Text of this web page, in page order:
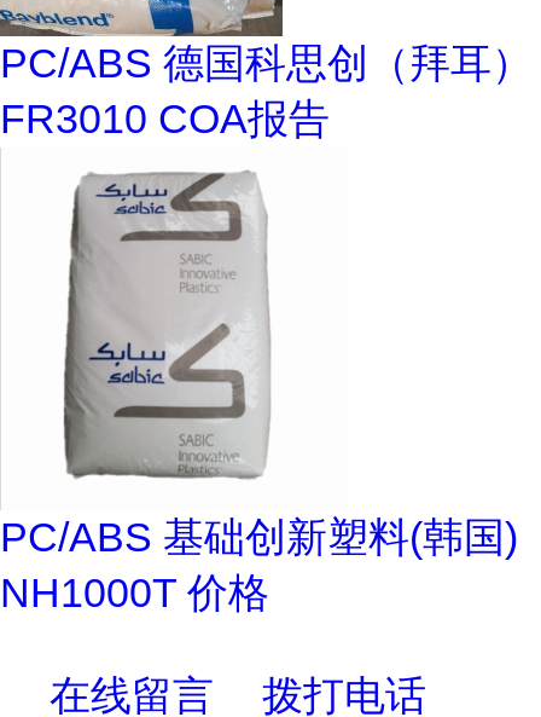
PC/ABS 德国科思创（拜耳）
FR3010 COA报告
PC/ABS 基础创新塑料(韩国)
NH1000T 价格
在线留言 拨打电话